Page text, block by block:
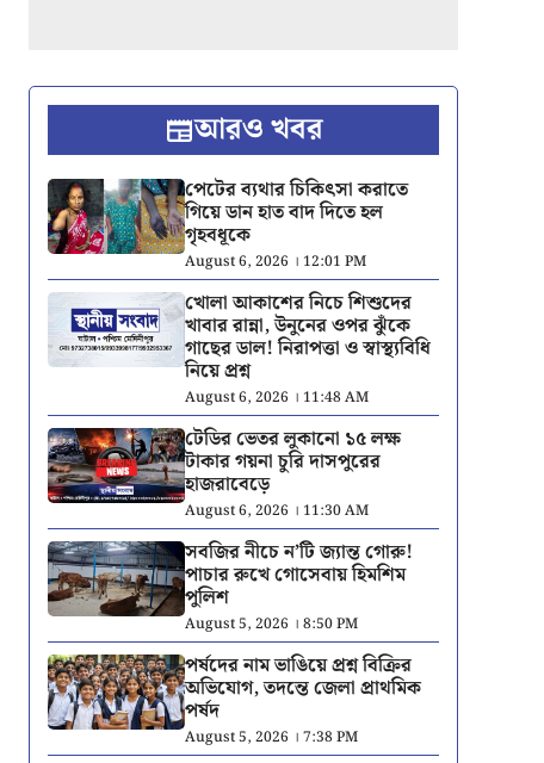
আরও খবর
পেটের ব্যথার চিকিৎসা করাতে
গিয়ে ডান হাত বাদ দিতে হল
গৃহবধূকে
August 6, 2026 । 12:01 PM
খোলা আকাশের নিচে শিশুদের
খাবার রান্না, উনুনের ওপর ঝুঁকে
গাছের ডাল! নিরাপত্তা ও স্বাস্থ্যবিধি
নিয়ে প্রশ্ন
August 6, 2026 । 11:48 AM
টেডির ভেতর লুকানো ১৫ লক্ষ
টাকার গয়না চুরি দাসপুরের
হাজরাবেড়ে
August 6, 2026 । 11:30 AM
সবজির নীচে ন’টি জ্যান্ত গোরু!
পাচার রুখে গোসেবায় হিমশিম
পুলিশ
August 5, 2026 । 8:50 PM
পর্ষদের নাম ভাঙিয়ে প্রশ্ন বিক্রির
অভিযোগ, তদন্তে জেলা প্রাথমিক
পর্ষদ
August 5, 2026 । 7:38 PM